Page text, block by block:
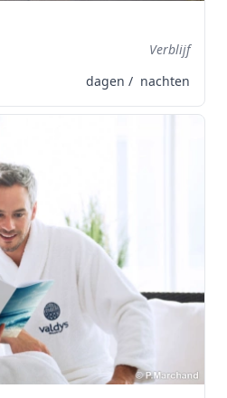
Verblijf
dagen / nachten